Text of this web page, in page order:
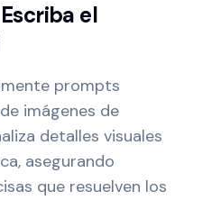
el
prompts
imágenes de
detalles visuales
asegurando
que resuelven los